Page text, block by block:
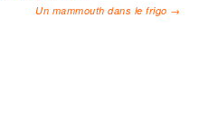
Un mammouth dans le frigo →